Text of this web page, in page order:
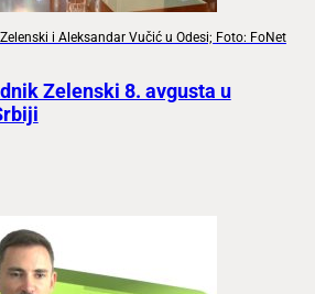
i Aleksandar Vučić u Odesi; Foto: FoNet
Zelenski 8. avgusta u